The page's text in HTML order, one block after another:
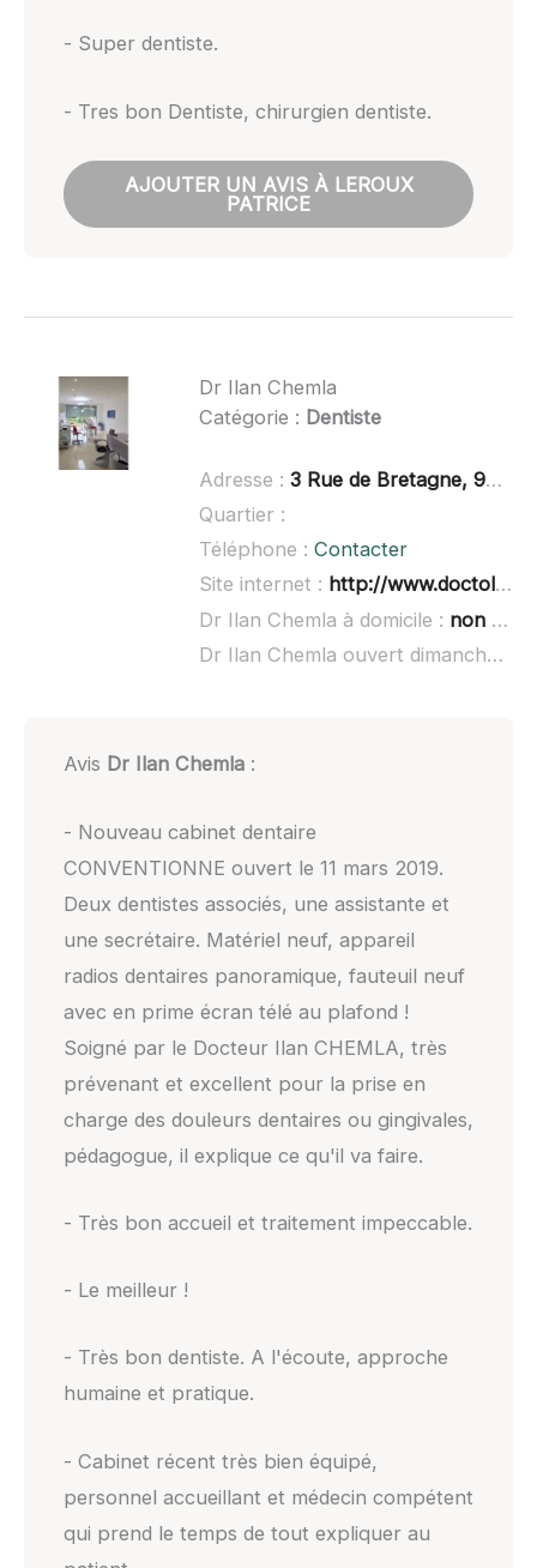
- Super dentiste.
- Tres bon Dentiste, chirurgien dentiste.
AJOUTER UN AVIS À LEROUX
PATRICE
Dr Ilan Chemla
Catégorie : Dentiste
Adresse : 3 Rue de Bretagne, 92140 Clamart
Quartier :
Téléphone : Contacter
Site internet : http://www.doctolib.fr/dentiste/clichy/ilan-chemla
Dr Ilan Chemla à domicile : non renseigné
Dr Ilan Chemla ouvert dimanche :
Avis Dr Ilan Chemla:
- Nouveau cabinet dentaire
CONVENTIONNE ouvert le 11 mars 2019.
Deux dentistes associés, une assistante et
une secrétaire. Matériel neuf, appareil
radios dentaires panoramique, fauteuil neuf
avec en prime écran télé au plafond !
Soigné par le Docteur Ilan CHEMLA, très
prévenant et excellent pour la prise en
charge des douleurs dentaires ou gingivales,
pédagogue, il explique ce qu'il va faire.
- Très bon accueil et traitement impeccable.
- Le meilleur !
- Très bon dentiste. A l'écoute, approche
humaine et pratique.
- Cabinet récent très bien équipé,
personnel accueillant et médecin compétent
qui prend le temps de tout expliquer au